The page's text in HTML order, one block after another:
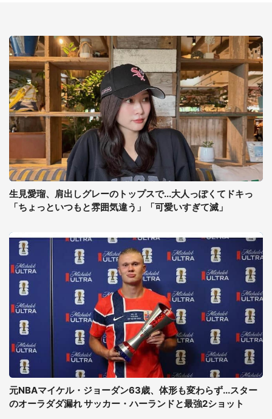
生見愛瑠、肩出しグレーのトップスで...大人っぽくてドキっ
「ちょっといつもと雰囲気違う」「可愛いすぎて滅」
元NBAマイケル・ジョーダン63歳、体形も変わらず...スター
のオーラダダ漏れ サッカー・ハーランドと最強2ショット